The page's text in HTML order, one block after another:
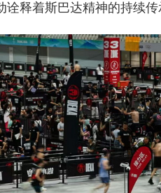
诠释着斯巴达精神的持续